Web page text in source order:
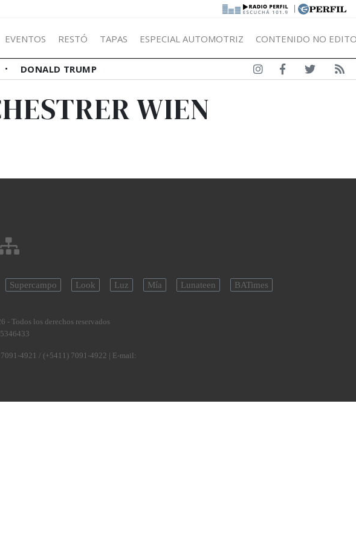
|
EVENTOS RESTÓ TAPAS ESPECIAL AUTOMOTRIZ CONTENIDO NO
DONALD TRUMP
WIEN
Supercampo Look Luz Mía Lunateen BATimes
- Todos los derechos reservados
4921 / (+5411) 7091-4922 | E-mail: